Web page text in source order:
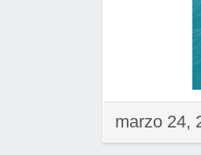
marzo 24,